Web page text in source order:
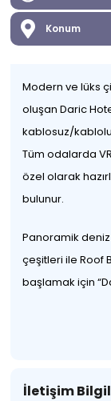
Konum
Modern ve lüks
oluşan Daric
kablosuz/kablolu
Tüm odalarda
özel olarak
bulunur.
Panoramik
çeşitleri ile Roof
başlamak için
İletişim